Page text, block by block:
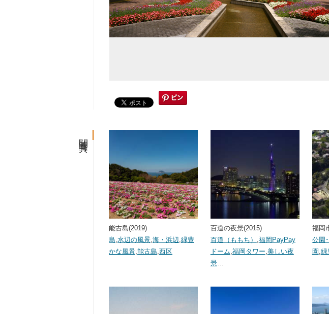
能古島(2019)
島 水辺の風景 海・浜辺 緑豊
かな風景 能古島 西区
百道の夜景(2015)
百道（ももち）
福岡PayPay
ドーム 福岡タワー 美しい夜
景…
福岡
公園
園 緑